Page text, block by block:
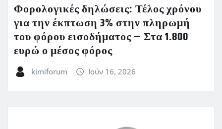
Φορολογικές δηλώσεις: Τέλος χρόνου
για την έκπτωση 3% στην πληρωμή
του φόρου εισοδήματος – Στα 1.800
ευρώ ο μέσος φόρος
kimiforum Ιούν 16, 2026